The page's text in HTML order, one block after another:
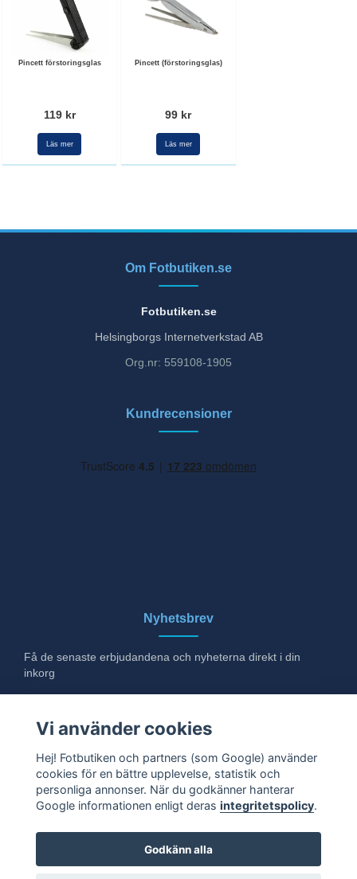
Pincett förstoringsglas
119 kr
Läs mer
Pincett (förstoringsglas)
99 kr
Läs mer
Om Fotbutiken.se
Fotbutiken.se
Helsingborgs Internetverkstad AB
Org.nr: 559108-1905
Kundrecensioner
Nyhetsbrev
Få de senaste erbjudandena och nyheterna direkt i din
inkorg
Ja tack!
Vi använder cookies
Hej! Fotbutiken och partners (som Google) använder
cookies för en bättre upplevelse, statistik och
personliga annonser. När du godkänner hanterar
Google informationen enligt deras integritetspolicy.
Godkänn alla